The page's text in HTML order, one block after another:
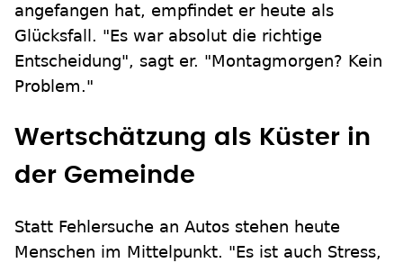
angefangen hat, empfindet er heute als
Glücksfall. "Es war absolut die richtige
Entscheidung", sagt er. "Montagmorgen? Kein
Problem."
Wertschätzung als Küster in
der Gemeinde
Statt Fehlersuche an Autos stehen heute
Menschen im Mittelpunkt. "Es ist auch Stress,